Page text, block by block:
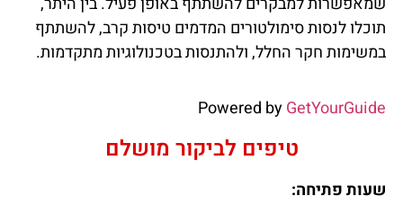
תוכלו לנסות סימולטורים המדמים טיסות קרב, להשתתף
במשימות חקר החלל, ולהתנסות בטכנולוגיות מתקדמות.
Powered byGetYourGuide
טיפים לביקור מושלם
שעות פתיחה: